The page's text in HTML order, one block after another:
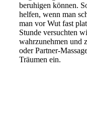
beruhigen können.
helfen, wenn man
man vor Wut fast
Stunde versuchten
wahrzunehmen und
oder Partner-
Träumen ein.